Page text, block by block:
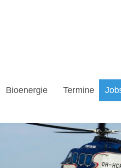
Bioenergie Termine